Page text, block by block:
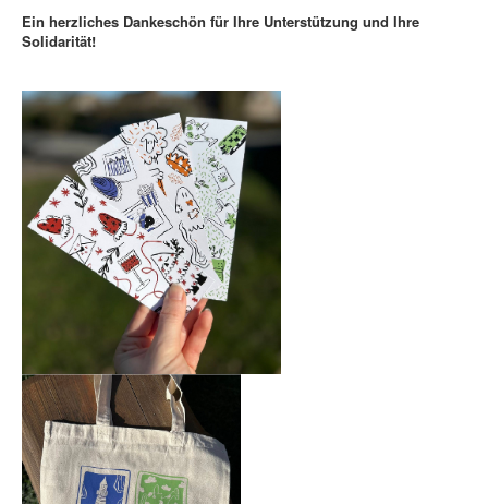
Ein herzliches Dankeschön für Ihre Unterstützung und Ihre
Solidarität!